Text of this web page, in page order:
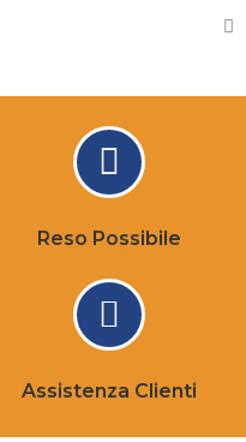
Reso Possibile
Assistenza Clienti